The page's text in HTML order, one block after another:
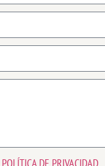
POLÍTICA DE PRIVACIDAD